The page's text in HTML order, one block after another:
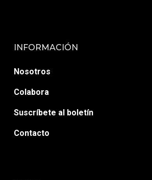
INFORMACIÓN
Nosotros
Colabora
Suscríbete al boletín
Contacto